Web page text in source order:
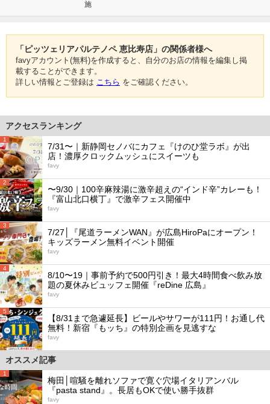
施
「ピッツェリアパルテノペ 恵比寿店」の関係者様へ
favyアカウント(無料)を作成すると、自分のお店の情報を編集し掲
載することができます。
詳しい情報とご登録は こちら をご確認ください。
アクセスランキング
1
7/31〜｜新静岡セノバにカフェ『けのひ堂ラボ』が出
店！濃厚クロックムッシュにスイーツも
favy
2
〜9/30｜100辛麻辣湯に激辛超えの“インド辛”カレーも！
『富山北口横丁』で激辛フェス開催中
favy
3
7/27│『尾道ラーメンWAN』が広島HiroPaにオープン！
キッズラーメン無料イベント開催
favy
4
8/10〜19｜事前予約で500円引き！最大4時間食べ飲み放
題の夏休みビュッフェ開催『reDine 広島』
favy
5
【8/31まで急遽延長】ビールやサワーが111円！お通し代
無料！新宿『もッち』の特別企画を見逃すな
favy
オススメ記事
1
梅田│喧騒を離れソファで寛ぐ穴場イタリアンバル
『pasta stand』。長居もOKで使い勝手抜群
favy